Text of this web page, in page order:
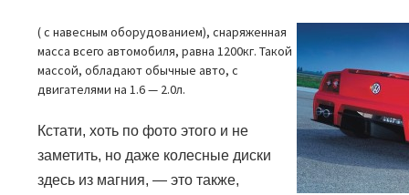
( с навесным оборудованием), снаряженная
масса всего автомобиля, равна 1200кг. Такой
массой, обладают обычные авто, с
двигателями на 1.6 — 2.0л.
Кстати, хоть по фото этого и не
заметить, но даже колесные диски
здесь из магния,—это также,